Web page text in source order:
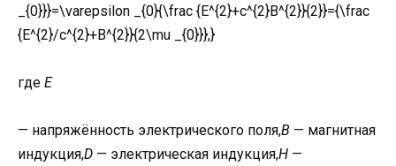
_{0}}}=\varepsilon _{0}{\frac {E^{2}+c^{2}B^{2}}{2}}={\frac
{E^{2}/c^{2}+B^{2}}{2\mu _{0}}},}
где E
— напряжённость электрического поля,B — магнитная
индукция,D — электрическая индукция,H —